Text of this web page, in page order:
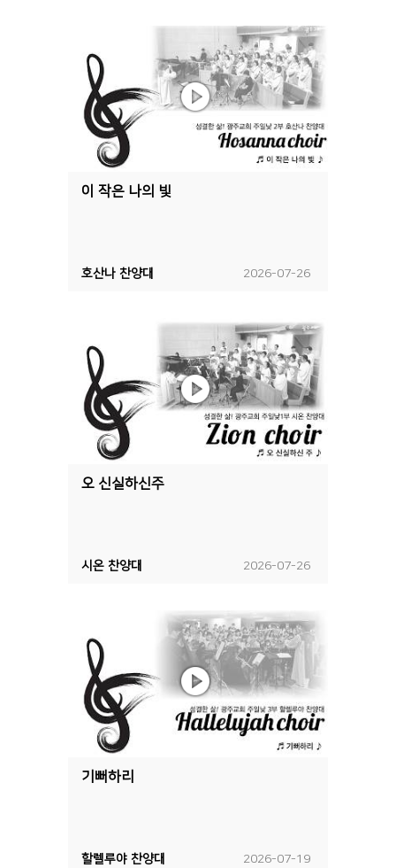
이 작은 나의 빛
2026-07-26
호산나 찬양대
오 신실하신주
2026-07-26
시온 찬양대
기뻐하리
2026-07-19
할렐루야 찬양대